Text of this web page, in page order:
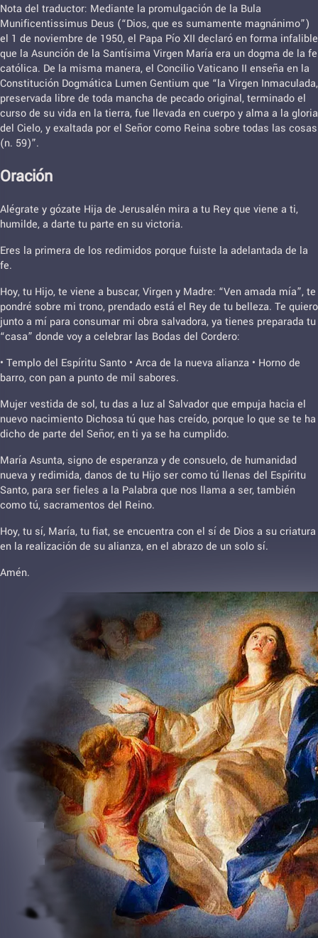
Nota del traductor: Mediante la promulgación de la Bula
Munificentissimus Deus (“Dios, que es sumamente magnánimo”)
el 1 de noviembre de 1950, el Papa Pío XII declaró en forma infalible
que la Asunción de la Santísima Virgen María era un dogma de la fe
católica. De la misma manera, el Concilio Vaticano II enseña en la
Constitución Dogmática Lumen Gentium que “la Virgen Inmaculada,
preservada libre de toda mancha de pecado original, terminado el
curso de su vida en la tierra, fue llevada en cuerpo y alma a la gloria
del Cielo, y exaltada por el Señor como Reina sobre todas las cosas
(n. 59)”.
Oración
Alégrate y gózate Hija de Jerusalén mira a tu Rey que viene a ti,
humilde, a darte tu parte en su victoria.
Eres la primera de los redimidos porque fuiste la adelantada de la
fe.
Hoy, tu Hijo, te viene a buscar, Virgen y Madre: “Ven amada mía”, te
pondré sobre mi trono, prendado está el Rey de tu belleza. Te quiero
junto a mí para consumar mi obra salvadora, ya tienes preparada tu
“casa” donde voy a celebrar las Bodas del Cordero:
• Templo del Espíritu Santo • Arca de la nueva alianza • Horno de
barro, con pan a punto de mil sabores.
Mujer vestida de sol, tu das a luz al Salvador que empuja hacia el
nuevo nacimiento Dichosa tú que has creído, porque lo que se te ha
dicho de parte del Señor, en ti ya se ha cumplido.
María Asunta, signo de esperanza y de consuelo, de humanidad
nueva y redimida, danos de tu Hijo ser como tú llenas del Espíritu
Santo, para ser fieles a la Palabra que nos llama a ser, también
como tú, sacramentos del Reino.
Hoy, tu sí, María, tu fiat, se encuentra con el sí de Dios a su criatura
en la realización de su alianza, en el abrazo de un solo sí.
Amén.